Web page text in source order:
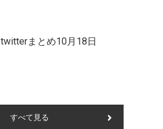
twitterまとめ10月18日
すべて見る